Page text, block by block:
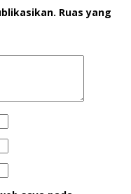
Ruas yang